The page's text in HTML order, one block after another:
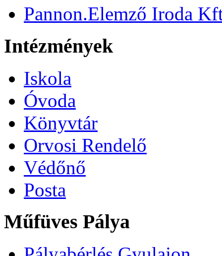
Pannon.Elemző Iroda
Intézmények
Iskola
Óvoda
Könyvtár
Orvosi Rendelő
Védőnő
Posta
Műfüves Pálya